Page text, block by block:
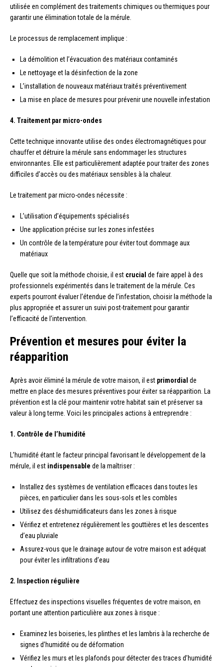
utilisée en complément des traitements chimiques ou thermiques pour
garantir une élimination totale de la mérule.
Le processus de remplacement implique :
La démolition et l’évacuation des matériaux contaminés
Le nettoyage et la désinfection de la zone
L’installation de nouveaux matériaux traités préventivement
La mise en place de mesures pour prévenir une nouvelle infestation
4. Traitement par micro-ondes
Cette technique innovante utilise des ondes électromagnétiques pour
chauffer et détruire la mérule sans endommager les structures
environnantes. Elle est particulièrement adaptée pour traiter des zones
difficiles d’accès ou des matériaux sensibles à la chaleur.
Le traitement par micro-ondes nécessite :
L’utilisation d’équipements spécialisés
Une application précise sur les zones infestées
Un contrôle de la température pour éviter tout dommage aux
matériaux
Quelle que soit la méthode choisie, il est crucial de faire appel à des
professionnels expérimentés dans le traitement de la mérule. Ces
experts pourront évaluer l’étendue de l’infestation, choisir la méthode la
plus appropriée et assurer un suivi post-traitement pour garantir
l’efficacité de l’intervention.
Prévention et mesures pour éviter la
réapparition
Après avoir éliminé la mérule de votre maison, il est primordial de
mettre en place des mesures préventives pour éviter sa réapparition. La
prévention est la clé pour maintenir votre habitat sain et préserver sa
valeur à long terme. Voici les principales actions à entreprendre :
1. Contrôle de l’humidité
L’humidité étant le facteur principal favorisant le développement de la
mérule, il est indispensable de la maîtriser :
Installez des systèmes de ventilation efficaces dans toutes les
pièces, en particulier dans les sous-sols et les combles
Utilisez des déshumidificateurs dans les zones à risque
Vérifiez et entretenez régulièrement les gouttières et les descentes
d’eau pluviale
Assurez-vous que le drainage autour de votre maison est adéquat
pour éviter les infiltrations d’eau
2. Inspection régulière
Effectuez des inspections visuelles fréquentes de votre maison, en
portant une attention particulière aux zones à risque :
Examinez les boiseries, les plinthes et les lambris à la recherche de
signes d’humidité ou de déformation
Vérifiez les murs et les plafonds pour détecter des traces d’humidité